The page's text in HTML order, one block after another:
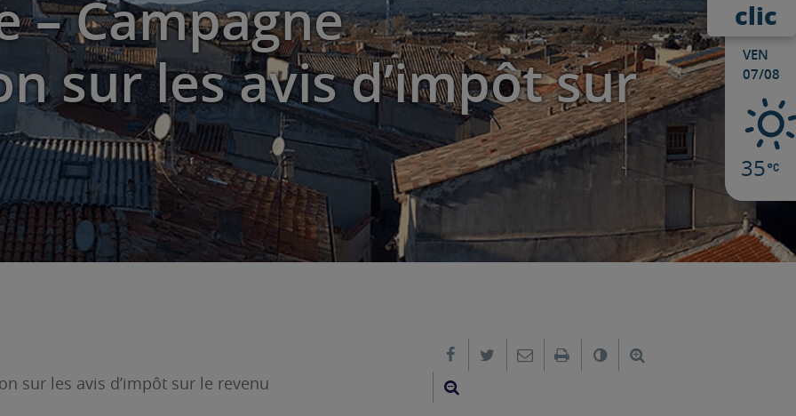
clic
VEN
07/08
35
– Campagne
sur les avis d’impôt sur
sur les avis d’impôt sur le revenu
Partager sur Facebook
Partager sur Twitter
Envoyer par e-mail
ImprimerChanger le contraste